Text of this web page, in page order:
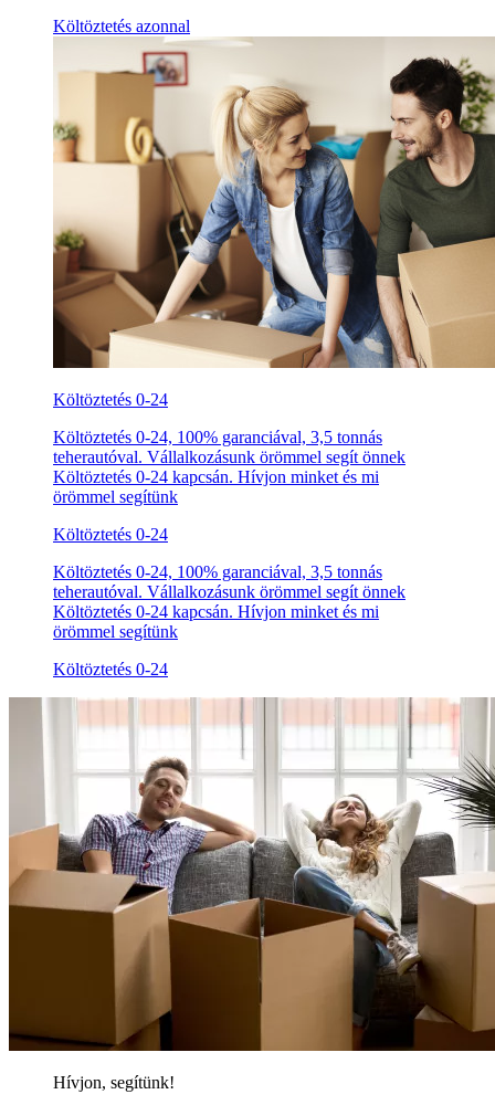
Költöztetés azonnal
Költöztetés 0-24
Költöztetés 0-24, 100% garanciával, 3,5 tonnás
teherautóval. Vállalkozásunk örömmel segít önnek
Költöztetés 0-24 kapcsán. Hívjon minket és mi
örömmel segítünk
Költöztetés 0-24
Költöztetés 0-24, 100% garanciával, 3,5 tonnás
teherautóval. Vállalkozásunk örömmel segít önnek
Költöztetés 0-24 kapcsán. Hívjon minket és mi
örömmel segítünk
Költöztetés 0-24
Hívjon, segítünk!